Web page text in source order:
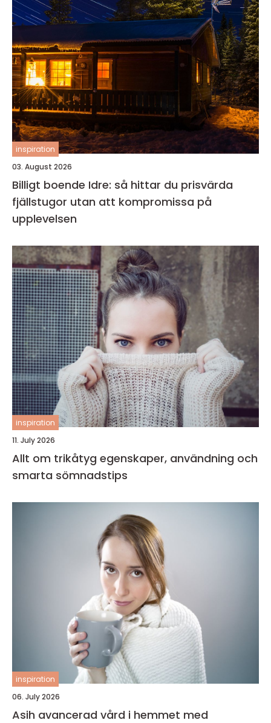
inspiration
03. August 2026
Billigt boende Idre: så hittar du prisvärda
fjällstugor utan att kompromissa på
upplevelsen
inspiration
11. July 2026
Allt om trikåtyg egenskaper, användning och
smarta sömnadstips
inspiration
06. July 2026
Asih avancerad vård i hemmet med